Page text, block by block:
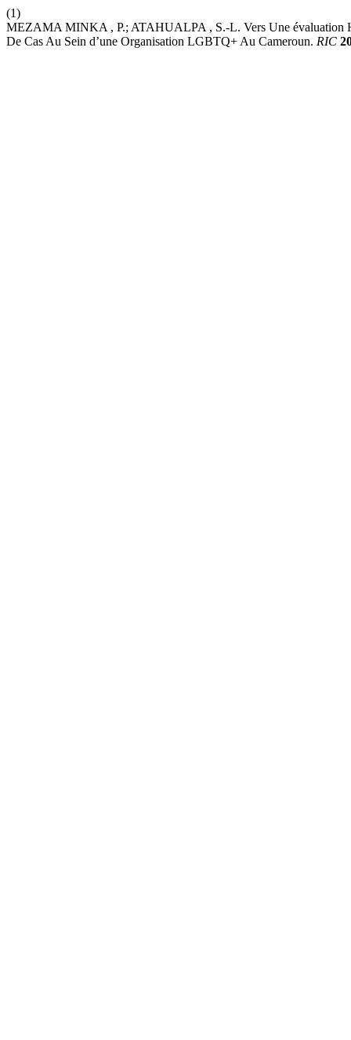
(1)
MEZAMA MINKA , P.; ATAHUALPA , S.-L. Vers Une évaluation
De Cas Au Sein d’une Organisation LGBTQ+ Au Cameroun. RIC